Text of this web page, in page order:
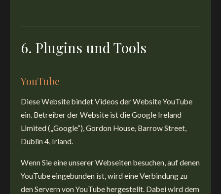
6. Plugins und Tools
YouTube
Diese Website bindet Videos der Website YouTube
ein. Betreiber der Website ist die Google Ireland
Limited („Google“), Gordon House, Barrow Street,
Dublin 4, Irland.
Wenn Sie eine unserer Webseiten besuchen, auf denen
YouTube eingebunden ist, wird eine Verbindung zu
den Servern von YouTube hergestellt. Dabei wird dem